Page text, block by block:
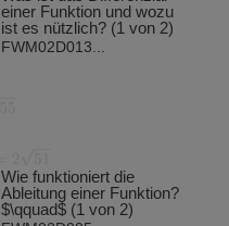
einer Funktion und wozu
ist es nützlich? (1 von 2)
FWM02D013...
Wie funktioniert die
Ableitung einer Funktion?
$\qquad$ (1 von 2)